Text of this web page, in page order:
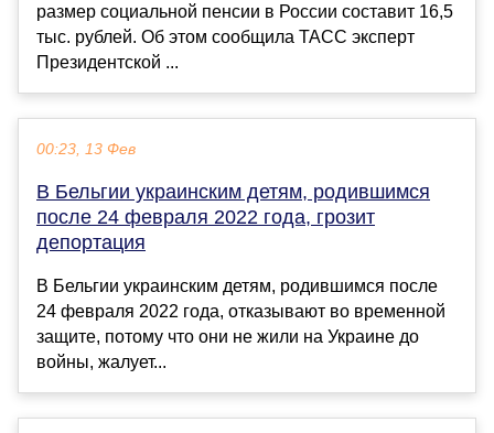
размер социальной пенсии в России составит 16,5
тыс. рублей. Об этом сообщила ТАСС эксперт
Президентской ...
00:23, 13 Фев
В Бельгии украинским детям, родившимся
после 24 февраля 2022 года, грозит
депортация
В Бельгии украинским детям, родившимся после
24 февраля 2022 года, отказывают во временной
защите, потому что они не жили на Украине до
войны, жалует...